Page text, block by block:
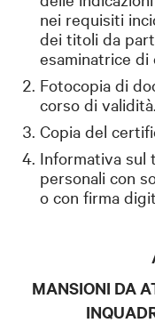
nei requisiti
dei titoli da
esaminatrice di
Fotocopia di
corso di validità.
Copia del
Informativa sul
personali con
o con firma
MANSIONI DA